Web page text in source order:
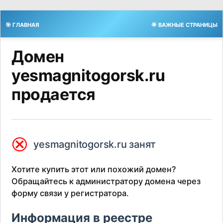
🎯 ГЛАВНАЯ 🌟 ВАЖНЫЕ СТРАНИЦЫ
Домен
yesmagnitogorsk.ru
продается
⮿ yesmagnitogorsk.ru занят
Хотите купить этот или похожий домен?
Обращайтесь к администратору домена через
форму связи у регистратора.
Информация в реестре